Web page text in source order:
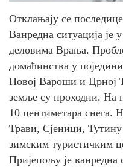
Отклањају се
Ванредна ситуација
деловима Врања.
домаћинства у
Новој Вароши и Црној
земље су проходни. На
10 центиметара снега.
Трави, Сјеници,
зимским туристичким
Пријепољу је ванредна